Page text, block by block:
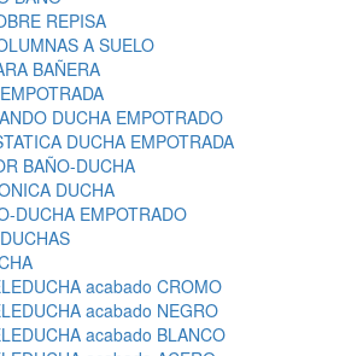
REPISA
A SUELO
BAÑERA
DUCHA EMPOTRADO
DUCHA EMPOTRADA
BAÑO-DUCHA
DUCHA
DUCHA EMPOTRADO
acabado CROMO
acabado NEGRO
acabado BLANCO